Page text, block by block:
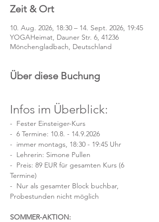
Zeit & Ort
10. Aug. 2026, 18:30 – 14. Sept. 2026, 19:45
YOGAHeimat, Dauner Str. 6, 41236
Mönchengladbach, Deutschland
Über diese Buchung
Infos im Überblick:
-  Fester Einsteiger-Kurs
-  6 Termine: 10.8. - 14.9.2026
-  immer montags, 18:30 - 19:45 Uhr
-  Lehrerin: Simone Pullen
-  Preis: 89 EUR für gesamten Kurs (6
Termine)
-  Nur als gesamter Block buchbar,
Probestunden nicht möglich
SOMMER-AKTION: